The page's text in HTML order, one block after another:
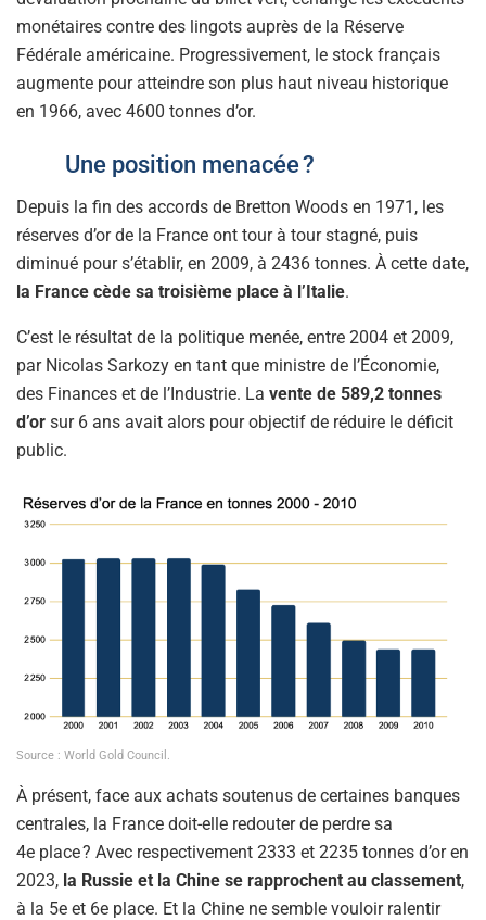
monétaires contre des lingots auprès de la Réserve
Fédérale américaine. Progressivement, le stock français
augmente pour atteindre son plus haut niveau historique
en 1966, avec 4600 tonnes d’or.
Une position menacée ?
Depuis la fin des accords de Bretton Woods en 1971, les
réserves d’or de la France ont tour à tour stagné, puis
diminué pour s’établir, en 2009, à 2436 tonnes. À cette date,
la France cède sa troisième place à l’Italie.
C’est le résultat de la politique menée, entre 2004 et 2009,
par Nicolas Sarkozy en tant que ministre de l’Économie,
des Finances et de l’Industrie. La vente de 589,2 tonnes
d’or sur 6 ans avait alors pour objectif de réduire le déficit
public.
Source : World Gold Council.
À présent, face aux achats soutenus de certaines banques
centrales, la France doit-elle redouter de perdre sa
4e place ? Avec respectivement 2333 et 2235 tonnes d’or en
2023, la Russie et la Chine se rapprochent au classement,
à la 5e et 6e place. Et la Chine ne semble vouloir ralentir